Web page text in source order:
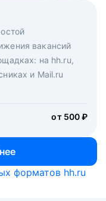
вакансий
на hh.ru,
и Mail.ru
от 500 ₽
главной странице
сколько
дело возьмутся
менеджеры
форматов hh.ru